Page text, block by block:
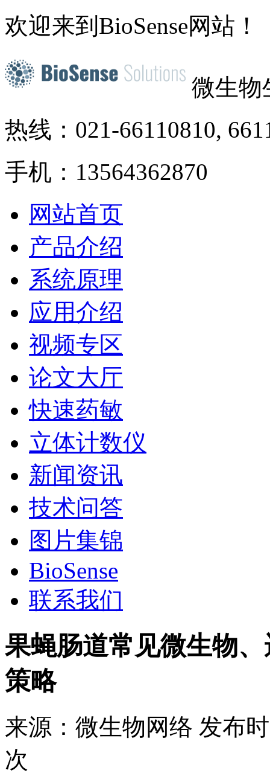
欢迎来到BioSense网站！
微生物
热线：021-66110810,
手机：13564362870
网站首页
产品介绍
系统原理
应用介绍
视频专区
论文大厅
快速药敏
立体计数仪
新闻资讯
技术问答
图片集锦
BioSense
联系我们
果蝇肠道常见微生物
策略
来源： 微生物网络 发布
次